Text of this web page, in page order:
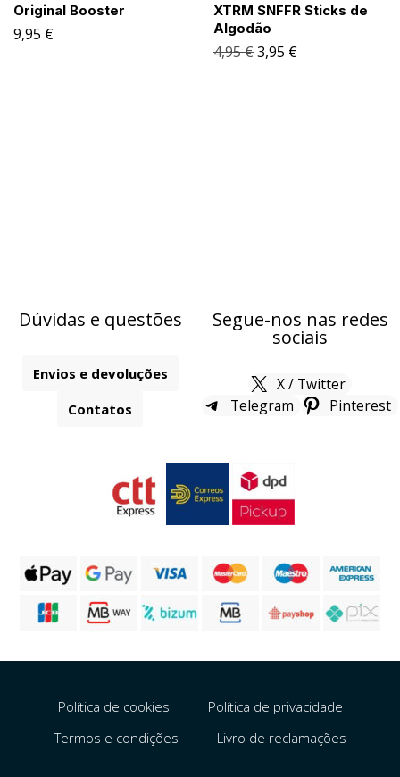
Original Booster
9,95 €
XTRM SNFFR Sticks de
Algodão
4,95€3,95 €
Dúvidas e questões
Envios e devoluções
Contatos
Segue-nos nas redes
sociais
X / Twitter
Telegram
Pinterest
Política de cookies
Política de privacidade
Termos e condições
Livro de reclamações